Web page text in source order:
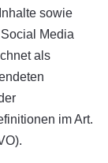
sowie
Media
als
im Art.